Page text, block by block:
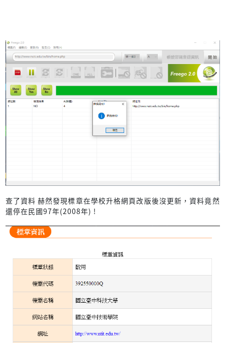
查了資料 赫然發現標章在學校升格網頁改版後沒更新，資料竟然
還停在民國97年(2008年) !